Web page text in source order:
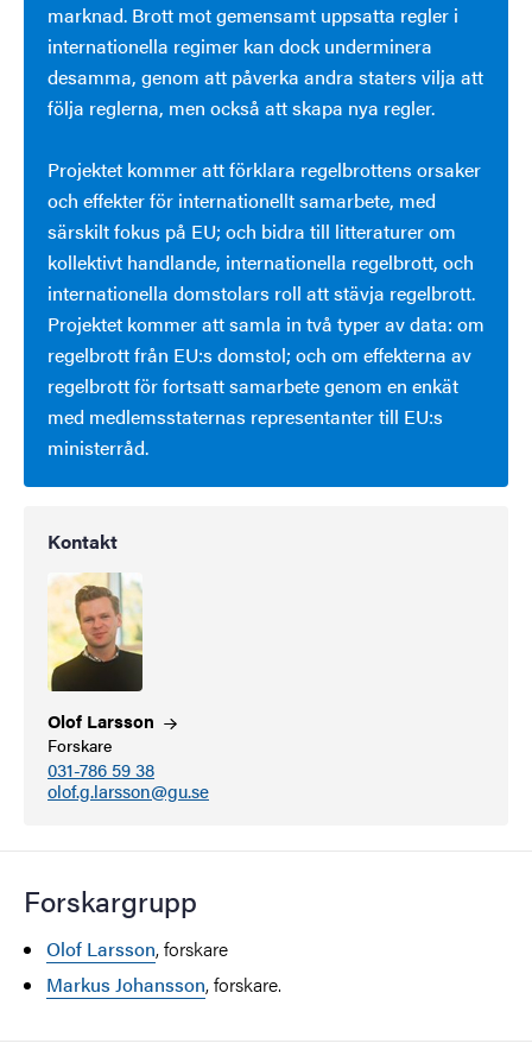
marknad. Brott mot gemensamt uppsatta regler i
internationella regimer kan dock underminera
desamma, genom att påverka andra staters vilja att
följa reglerna, men också att skapa nya regler.
Projektet kommer att förklara regelbrottens orsaker
och effekter för internationellt samarbete, med
särskilt fokus på EU; och bidra till litteraturer om
kollektivt handlande, internationella regelbrott, och
internationella domstolars roll att stävja regelbrott.
Projektet kommer att samla in två typer av data: om
regelbrott från EU:s domstol; och om effekterna av
regelbrott för fortsatt samarbete genom en enkät
med medlemsstaternas representanter till EU:s
ministerråd.
Kontakt
Olof Larsson
Forskare
031-786 59 38
olof.g.larsson@gu.se
Forskargrupp
Olof Larsson, forskare
Markus Johansson, forskare.